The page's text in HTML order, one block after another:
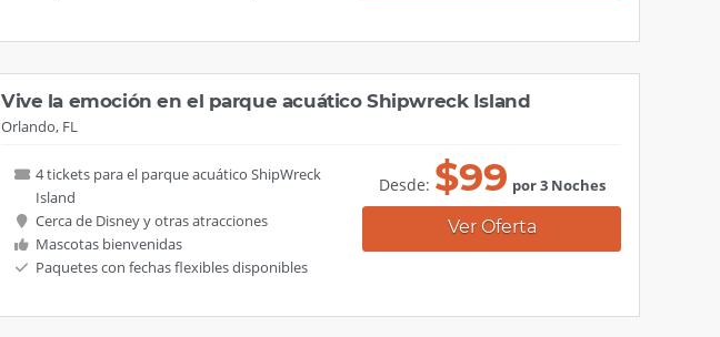
Vive la emoción en el parque acuático Shipwreck Island
Orlando, FL
4 tickets para el parque acuático ShipWreck
Island
Cerca de Disney y otras atracciones
Mascotas bienvenidas
Paquetes con fechas flexibles disponibles
Desde: $99 por 3 Noches
Ver Oferta